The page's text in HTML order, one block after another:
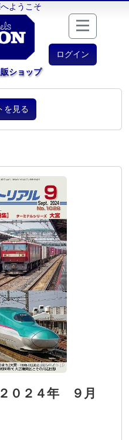
ようこそ
ログイン
ショップ
を見る
０２４年 ９月